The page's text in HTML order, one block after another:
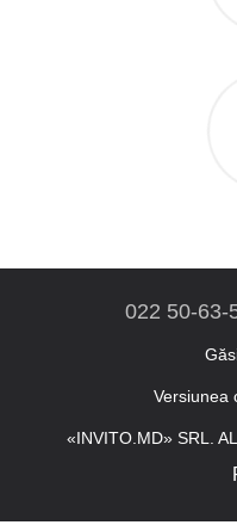
022 50-63-
Versiunea
«INVITO.MD» SRL.